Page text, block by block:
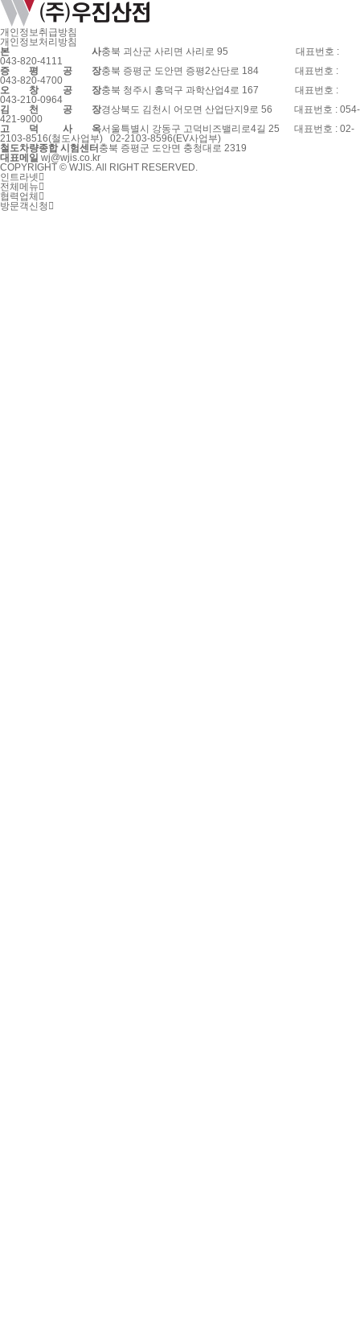
개인정보취급방침
개인정보처리방침
본
사충북 괴산군 사리면 사리로 95
대표번호 :
043-820-4111
증
평 공 장충북 증평군 도안면 증평2산단로 184 대표번호 :
043-820-4700
오
창 공 장충북 청주시 흥덕구 과학산업4로 167 대표번호 :
043-210-0964
김
천 공 장경상북도 김천시 어모면 산업단지9로 56 대표번호 : 054-
421-9000
고
덕 사 옥서울특별시 강동구 고덕비즈밸리로4길 25 대표번호 : 02-
2103-8516(철도사업부) 02-2103-8596(EV사업부)
철도차량종합 시험센터 충북 증평군 도안면 충청대로 2319
대표메일 wj@wjis.co.kr
COPYRIGHT © WJIS. All RIGHT RESERVED.
인트라넷
전체메뉴
협력업체
방문객신청